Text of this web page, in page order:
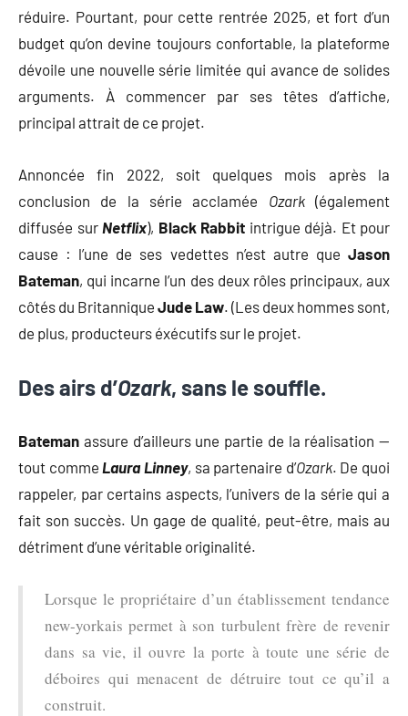
réduire. Pourtant, pour cette rentrée 2025, et fort d’un
budget qu’on devine toujours confortable, la plateforme
dévoile une nouvelle série limitée qui avance de solides
arguments. À commencer par ses têtes d’affiche,
principal attrait de ce projet.
Annoncée fin 2022, soit quelques mois après la
conclusion de la série acclamée Ozark(également
diffusée sur Netflix), Black Rabbit intrigue déjà. Et pour
cause : l’une de ses vedettes n’est autre que Jason
Bateman, qui incarne l’un des deux rôles principaux, aux
côtés du Britannique Jude Law. (Les deux hommes sont,
de plus, producteurs éxécutifs sur le projet.
Des airs d’Ozark, sans le souffle.
Bateman assure d’ailleurs une partie de la réalisation —
tout comme Laura Linney, sa partenaire d’Ozark. De quoi
rappeler, par certains aspects, l’univers de la série qui a
fait son succès. Un gage de qualité, peut-être, mais au
détriment d’une véritable originalité.
Lorsque le propriétaire d’un établissement tendance
new-yorkais permet à son turbulent frère de revenir
dans sa vie, il ouvre la porte à toute une série de
déboires qui menacent de détruire tout ce qu’il a
construit.